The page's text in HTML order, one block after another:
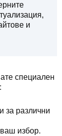
и
специален
за различни
избор.